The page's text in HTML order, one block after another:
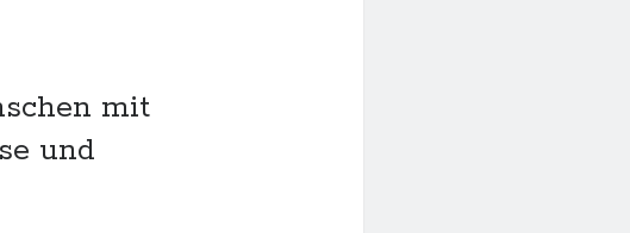
mit
und